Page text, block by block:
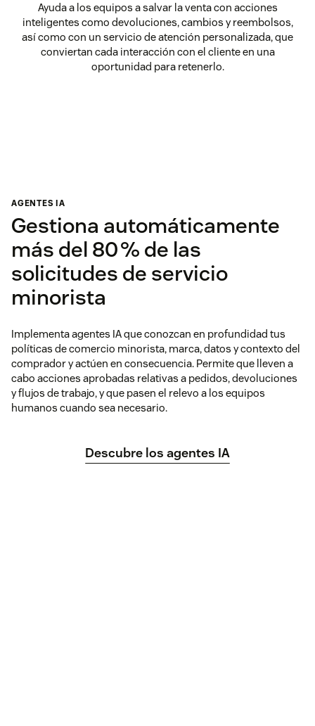
Ayuda a los equipos a salvar la venta con acciones
inteligentes como devoluciones, cambios y reembolsos,
así como con un servicio de atención personalizada, que
conviertan cada interacción con el cliente en una
oportunidad para retenerlo.
AGENTES IA
Gestiona automáticamente
más del 80 % de las
solicitudes de servicio
minorista
Implementa agentes IA que conozcan en profundidad tus
políticas de comercio minorista, marca, datos y contexto del
comprador y actúen en consecuencia. Permite que lleven a
cabo acciones aprobadas relativas a pedidos, devoluciones
y flujos de trabajo, y que pasen el relevo a los equipos
humanos cuando sea necesario.
Descubre los agentes IA